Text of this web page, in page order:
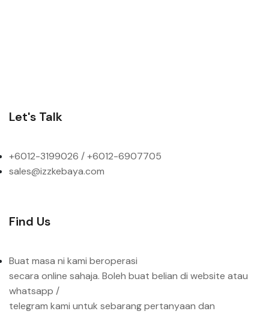
Let's Talk
+6012-3199026 / +6012-6907705
sales@izzkebaya.com
Find Us
Buat masa ni kami beroperasi
secara online sahaja. Boleh buat belian di website atau
whatsapp /
telegram kami untuk sebarang pertanyaan dan